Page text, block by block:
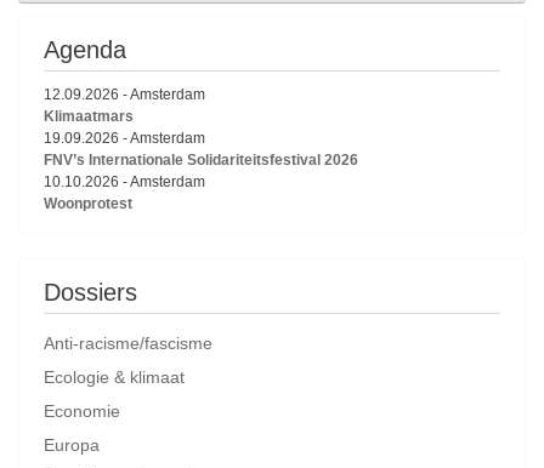
Agenda
12.09.2026 -Amsterdam
Klimaatmars
19.09.2026 -Amsterdam
FNV’s Internationale Solidariteitsfestival 2026
10.10.2026 -Amsterdam
Woonprotest
Dossiers
Anti-racisme/fascisme
Ecologie & klimaat
Economie
Europa